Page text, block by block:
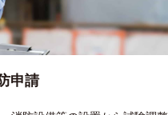
申請